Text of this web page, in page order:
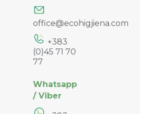
office@ecohigjiena.com
+383
(0)45 71 70
77
Whatsapp
/ Viber